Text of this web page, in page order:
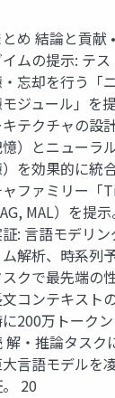
とめ 結論と貢献
ムの提示: テ
忘却を行う「
ジュール」を
テクチャの設
）とニューラ
を効果的に統
ファミリー「
MAL）を提
: 言語モデリ
ム解析、時系列
クで最先端の
コンテキスト
200万トーク
解・推論タスク
大言語モデルを
20